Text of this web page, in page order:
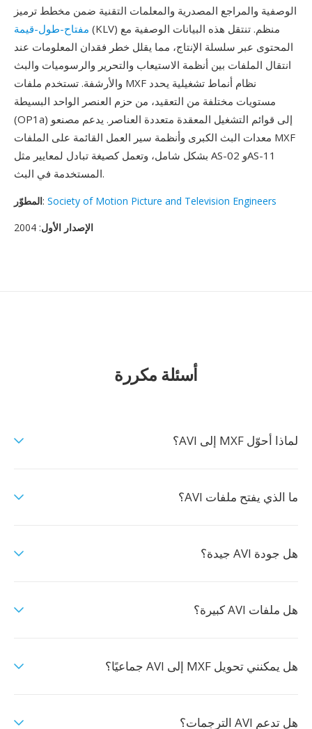
الوصفية والمراجع المصدرية والمعلمات التقنية ضمن مخطط ترميز
مفتاح-طول-قيمة (KLV) منظم. تنتقل هذه البيانات الوصفية مع
المحتوى عبر سلسلة الإنتاج، مما يقلل خطر فقدان المعلومات عند
انتقال الملفات بين أنظمة الاستيعاب والتحرير والرسوميات والبث
والأرشفة. تستخدم ملفات MXF نظام أنماط تشغيلية يحدد
مستويات مختلفة من التعقيد، من حزم العنصر الواحد البسيطة
(OP1a) إلى قوائم التشغيل المعقدة متعددة العناصر. يدعم مصنعو
معدات البث الكبرى وأنظمة سير العمل القائمة على الملفات MXF
بشكل شامل، وتعمل كصيغة تبادل لمعايير مثل AS-02 وAS-11
المستخدمة في البث.
المطوّر: Society of Motion Picture and Television Engineers
الإصدار الأول: 2004
أسئلة مكررة
لماذا أحوّل MXF إلى AVI؟
ما الذي يفتح ملفات AVI؟
هل جودة AVI جيدة؟
هل ملفات AVI كبيرة؟
هل يمكنني تحويل MXF إلى AVI جماعيًا؟
هل تدعم AVI الترجمات؟